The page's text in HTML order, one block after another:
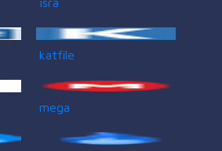
katfile
mega